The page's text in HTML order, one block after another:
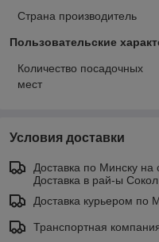
Страна производитель
Пользовательские
Количество посадочных
мест
Условия доставки
Доставка по Минску на
Доставка в рай-ы
Доставка курьером по
Транспортная